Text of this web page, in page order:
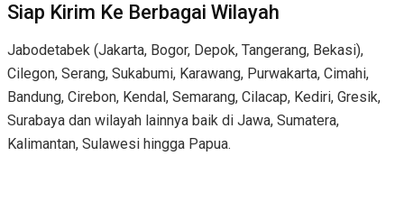
Siap Kirim Ke Berbagai Wilayah
Jabodetabek (Jakarta, Bogor, Depok, Tangerang, Bekasi),
Cilegon, Serang, Sukabumi, Karawang, Purwakarta, Cimahi,
Bandung, Cirebon, Kendal, Semarang, Cilacap, Kediri, Gresik,
Surabaya dan wilayah lainnya baik di Jawa, Sumatera,
Kalimantan, Sulawesi hingga Papua.